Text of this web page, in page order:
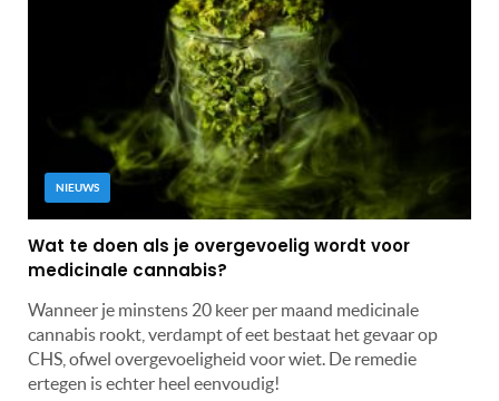
NIEUWS
Wat te doen als je overgevoelig wordt voor
medicinale cannabis?
Wanneer je minstens 20 keer per maand medicinale
cannabis rookt, verdampt of eet bestaat het gevaar op
CHS, ofwel overgevoeligheid voor wiet. De remedie
ertegen is echter heel eenvoudig!